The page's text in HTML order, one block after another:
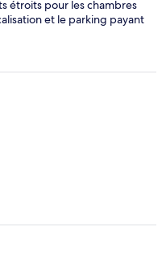
étroits pour les chambres
et le parking payant
de choisir cet hôtel...